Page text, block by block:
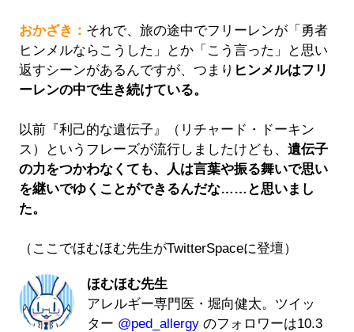
おかざき： それで、旅の途中でフリーレンが「勇者
ヒンメルならこうした」とか「こう言った」と思い
返すシーンがあるんですが、つまり ヒンメルはフリ
ーレンの中で生き続けている。
以前『利己的な遺伝子』（リチャード・ドーキン
ス）というフレーズが流行しましたけども、 遺伝子
の力をつかわなくても、人は言葉や振る舞いで思い
を継いでゆくことができるんだな……と思いまし
た。
（ここでほむほむ先生がTwitterSpaceに登壇）
ほむほむ先生
アレルギー専門医・堀向健太。ツイッ
ター @ped_allergyのフォロワーは10.3